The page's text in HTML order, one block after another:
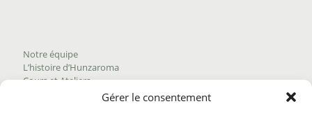
Gérer le consentement
Notre équipe
L’histoire d’Hunzaroma
Cours et Ateliers